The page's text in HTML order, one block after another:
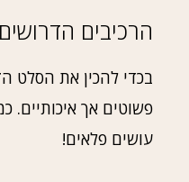
הרכיבים הדרושים
בכדי להכין את הסלט
פשוטים אך איכותיים.
עושים פלאים!